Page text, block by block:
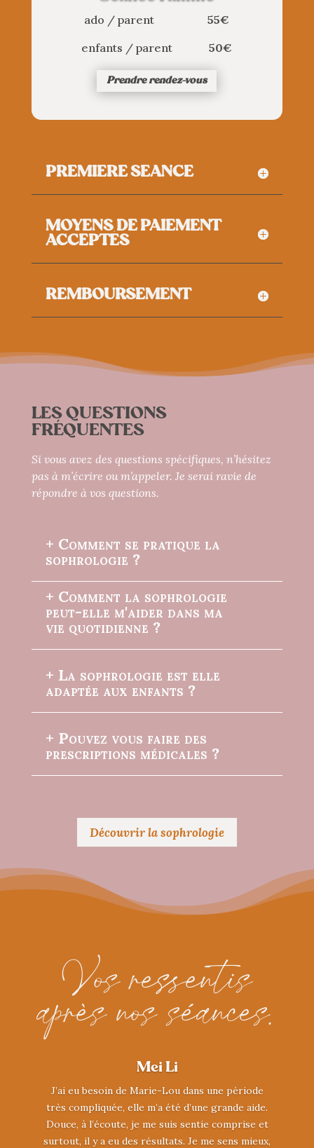
ado / parent55€
enfants / parent50€
Prendre rendez-vous
PREMIERE SEANCE
MOYENS DE PAIEMENT
ACCEPTÉS
REMBOURSEMENT
LES QUESTIONS
FRÉQUENTES
Si vous avez des questions spécifiques, n’hésitez
pas à m’écrire ou m’appeler. Je serai ravie de
répondre à vos questions.
+ Comment se pratique la
sophrologie ?
+ Comment la sophrologie
peut-elle m'aider dans ma
vie quotidienne ?
+ La sophrologie est elle
adaptée aux enfants ?
+ Pouvez vous faire des
prescriptions médicales ?
Découvrir la sophrologie
Vos ressentis
après nos séances.
Mei Li
J’ai eu besoin de Marie-Lou dans une période
très compliquée, elle m’a été d’une grande aide.
Douce, à l’écoute, je me suis sentie comprise et
surtout, il y a eu des résultats. Je me sens mieux,